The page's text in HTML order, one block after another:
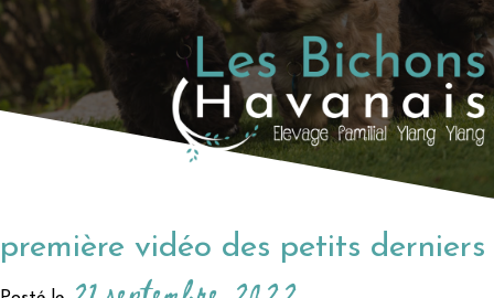
première vidéo des petits derniers